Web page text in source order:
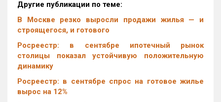
Другие публикации по теме:
В Москве резко выросли продажи жилья — и
строящегося, и готового
Росреестр: в сентябре ипотечный рынок
столицы показал устойчивую положительную
динамику
Росреестр: в сентябре спрос на готовое жилье
вырос на 12%